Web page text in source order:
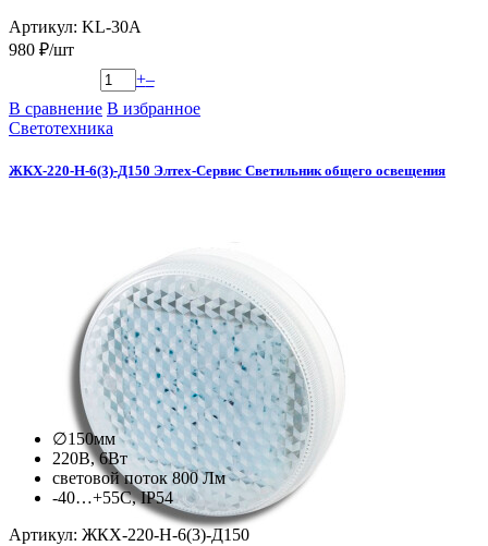
Артикул: KL-30A
980 ₽/шт
+–
В сравнение В избранное
Светотехника
ЖКХ-220-Н-6(3)-Д150 Элтех-Сервис Светильник общего освещения
∅150мм
220В, 6Вт
световой поток 800 Лм
-40…+55С, IP54
Артикул: ЖКХ-220-Н-6(3)-Д150